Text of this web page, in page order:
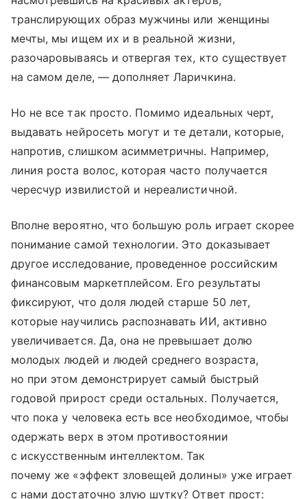
транслирующих образ мужчины или женщины
мечты, мы ищем их и в реальной жизни,
разочаровываясь и отвергая тех, кто существует
на самом деле, — дополняет Ларичкина.
Но не все так просто. Помимо идеальных черт,
выдавать нейросеть могут и те детали, которые,
напротив, слишком асимметричны. Например,
линия роста волос, которая часто получается
чересчур извилистой и нереалистичной.
Вполне вероятно, что большую роль играет скорее
понимание самой технологии. Это доказывает
другое исследование, проведенное российским
финансовым маркетплейсом. Его результаты
фиксируют, что доля людей старше 50 лет,
которые научились распознавать ИИ, активно
увеличивается. Да, она не превышает долю
молодых людей и людей среднего возраста,
но при этом демонстрирует самый быстрый
годовой прирост среди остальных. Получается,
что пока у человека есть все необходимое, чтобы
одержать верх в этом противостоянии
с искусственным интеллектом. Так
почему же «эффект зловещей долины» уже играет
с нами достаточно злую шутку? Ответ прост: